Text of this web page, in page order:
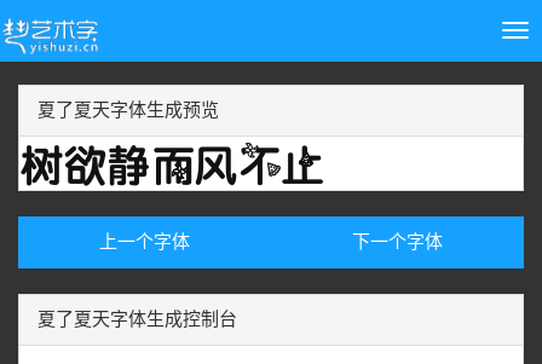
夏了夏天字体生成预览
上一个字体 下一个字体
夏了夏天字体生成控制台